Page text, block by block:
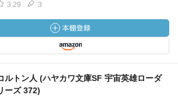
3.29 3
ルトン人 (ハヤカワ文庫SF 宇宙英雄ローダ
ーズ 372)